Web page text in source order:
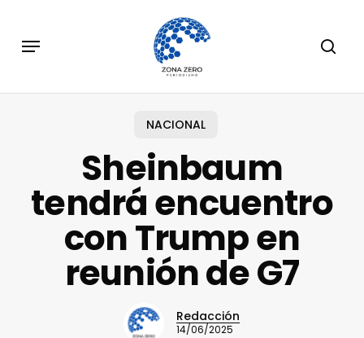
main
Menu
NACIONAL
Sheinbaum
tendrá encuentro
con Trump en
reunión de G7
Redacción
14/06/2025